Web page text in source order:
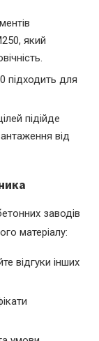
який
підходить для
підійде
від
заводів
матеріалу:
відгуки інших